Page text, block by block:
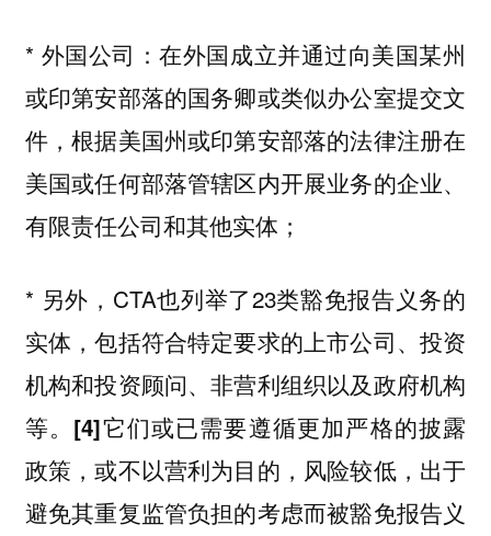
* 外国公司：在外国成立并通过向美国某州
或印第安部落的国务卿或类似办公室提交文
件，根据美国州或印第安部落的法律注册在
美国或任何部落管辖区内开展业务的企业、
有限责任公司和其他实体；
* 另外，CTA也列举了23类豁免报告义务的
实体，包括符合特定要求的上市公司、投资
机构和投资顾问、非营利组织以及政府机构
等。 [4]它们或已需要遵循更加严格的披露
政策，或不以营利为目的，风险较低，出于
避免其重复监管负担的考虑而被豁免报告义